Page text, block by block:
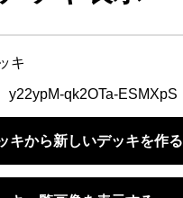
キ
y22ypM-qk2OTa-ESMXpS
キから新しいデッキを作る